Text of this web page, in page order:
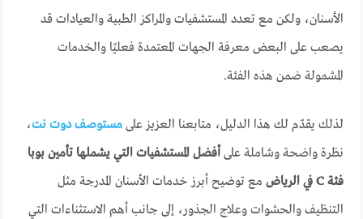
الأسنان، ولكن مع تعدد المستشفيات والمراكز الطبية والعيادات قد
يصعب على البعض معرفة الجهات المعتمدة فعليًا والخدمات
المشمولة ضمن هذه الفئة.
لذلك يقدّم لك هذا الدليل، متابعنا العزيز علىمستوصف دوت نت،
نظرة واضحة وشاملة علىأفضل المستشفيات التي يشملها تأمين بوبا
فئة C في الرياض
مع توضيح أبرز خدمات الأسنان المدرجة مثل
التنظيف والحشوات وعلاج الجذور، إلى جانب أهم الاستثناءات التي